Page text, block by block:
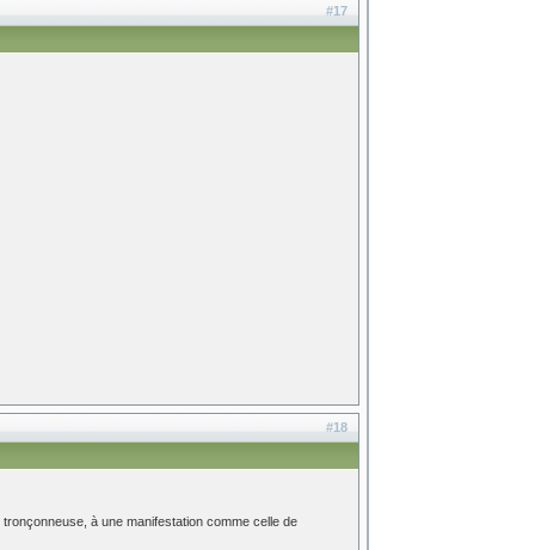
#17
#18
à une manifestation comme celle de